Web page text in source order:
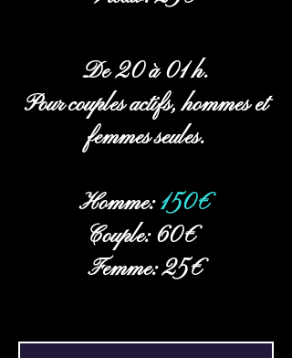
De 20 à 01 h.
Pour couples actifs, hommes et
femmes seules.
Homme:150€
Couple: 60€
Femme: 25€